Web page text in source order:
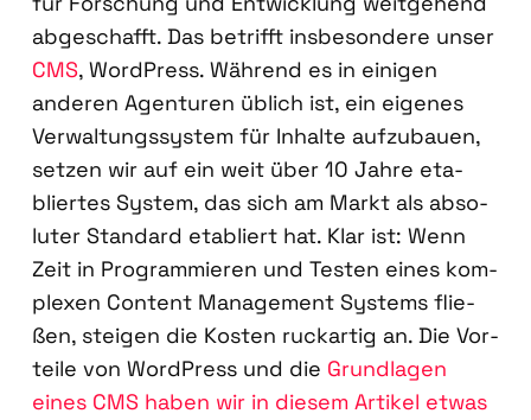
abge­schafft. Das betrifft ins­be­son­de­re unser
CMS, Word­Press. Wäh­rend es in eini­gen
ande­ren Agen­tu­ren üblich ist, ein eige­nes
Ver­wal­tungs­sys­tem für Inhal­te auf­zu­bau­en,
set­zen wir auf ein weit über 10 Jah­re eta­
blier­tes Sys­tem, das sich am Markt als abso­
lu­ter Stan­dard eta­bliert hat. Klar ist: Wenn
Zeit in Pro­gram­mie­ren und Tes­ten eines kom­
ple­xen Con­tent Manage­ment Sys­tems flie­
ßen, stei­gen die Kos­ten ruck­ar­tig an. Die Vor­
tei­le von Word­Press und die Grund­la­gen
eines CMS haben wir in die­sem Arti­kel etwas